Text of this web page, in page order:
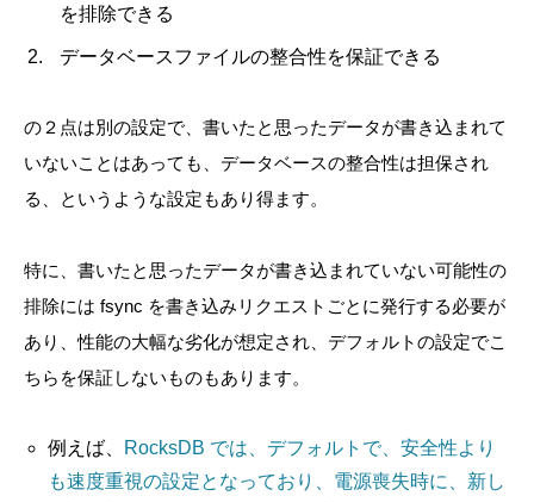
を排除できる
データベースファイルの整合性を保証できる
の２点は別の設定で、書いたと思ったデータが書き込まれて
いないことはあっても、データベースの整合性は担保され
る、というような設定もあり得ます。
特に、書いたと思ったデータが書き込まれていない可能性の
排除には fsync を書き込みリクエストごとに発行する必要が
あり、性能の大幅な劣化が想定され、デフォルトの設定でこ
ちらを保証しないものもあります。
例えば、
RocksDB では、デフォルトで、安全性より
も速度重視の設定となっており、電源喪失時に、新し